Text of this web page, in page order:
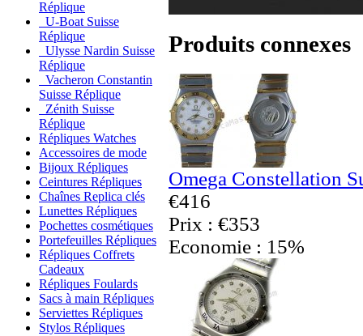
Réplique
U-Boat Suisse
Réplique
Ulysse Nardin Suisse
Réplique
Vacheron Constantin
Suisse Réplique
Zénith Suisse
Réplique
Répliques Watches
Accessoires de mode
Bijoux Répliques
Ceintures Répliques
Chaînes Replica clés
Lunettes Répliques
Pochettes cosmétiques
Portefeuilles Répliques
Répliques Coffrets
Cadeaux
Répliques Foulards
Sacs à main Répliques
Serviettes Répliques
Stylos Répliques
Produits connexes
Omega Constellation
€416
Prix : €353
Economie : 15%